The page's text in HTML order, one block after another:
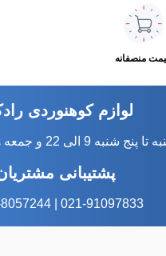
منصفانه
لوازم کوهنوردی
پنج شنبه 9 الی 22 و جمعه ها 12 الی 20
پشتیبانی
021-91097833 | 0919-8057244